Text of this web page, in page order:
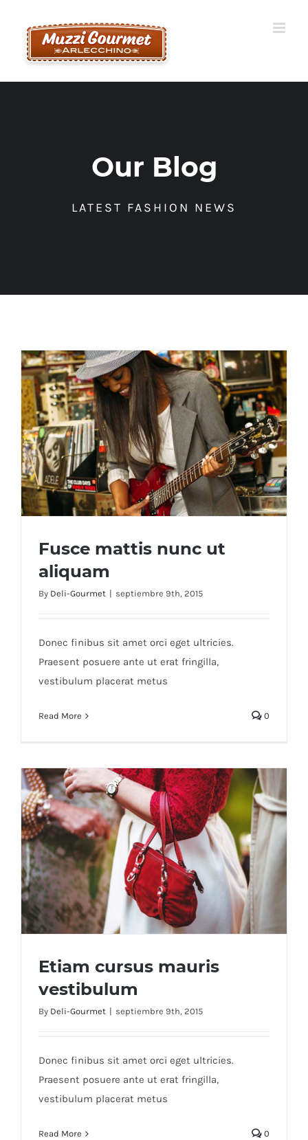
content
Our Blog
LATEST FASHION NEWS
Fusce mattis nunc ut
aliquam
By Deli-Gourmet | septiembre 9th, 2015
Donec finibus sit amet orci eget ultricies.
Praesent posuere ante ut erat fringilla,
vestibulum placerat metus
Read More 0
Etiam cursus mauris
vestibulum
By Deli-Gourmet | septiembre 9th, 2015
Donec finibus sit amet orci eget ultricies.
Praesent posuere ante ut erat fringilla,
vestibulum placerat metus
Read More 0